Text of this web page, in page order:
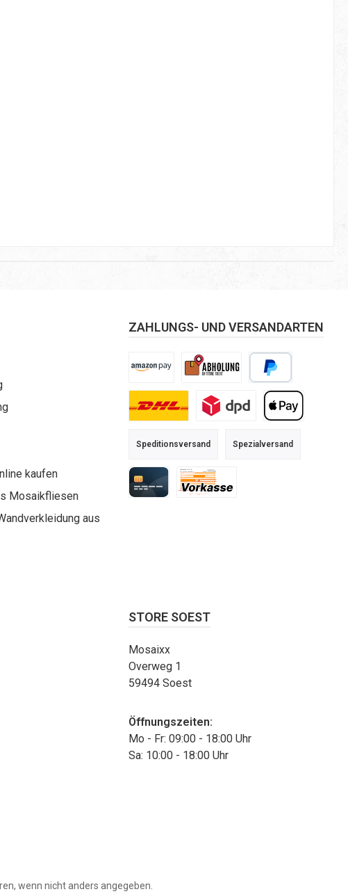
kaufen
Mosaikfliesen
aus
ZAHLUNGS- UND VERSANDARTEN
PayPal
Amazon Pay
Speditionsversand Spezialversand
Selbstabholung
STORE SOEST
Mosaixx
Overweg 1
59494 Soest
Öffnungszeiten:
Mo - Fr: 09:00 - 18:00 Uhr
Sa: 10:00 - 18:00 Uhr
wenn nicht anders angegeben.